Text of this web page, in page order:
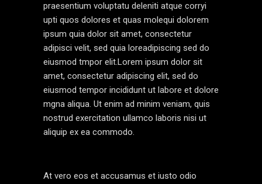
praesentium voluptatu deleniti atque corryi
upti quos dolores et quas molequi dolorem
ipsum quia dolor sit amet, consectetur
adipisci velit, sed quia loreadipiscing sed do
eiusmod tmpor elit.Lorem ipsum dolor sit
amet, consectetur adipiscing elit, sed do
eiusmod tempor incididunt ut labore et dolore
mgna aliqua. Ut enim ad minim veniam, quis
nostrud exercitation ullamco laboris nisi ut
aliquip ex ea commodo.
At vero eos et accusamus et iusto odio